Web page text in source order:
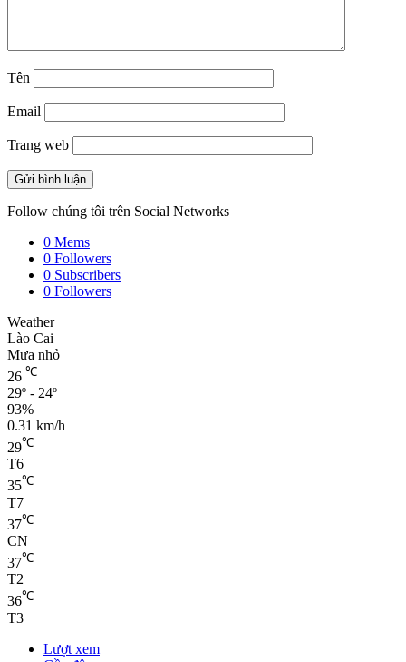
Tên
Email
Trang web
Follow chúng tôi trên Social Networks
0 Mems
0 Followers
0 Subscribers
0 Followers
Weather
Lào Cai
Mưa nhỏ
26 ℃
29º - 24º
93%
0.31 km/h
29℃
T6
35℃
T7
37℃
CN
37℃
T2
36℃
T3
Lượt xem